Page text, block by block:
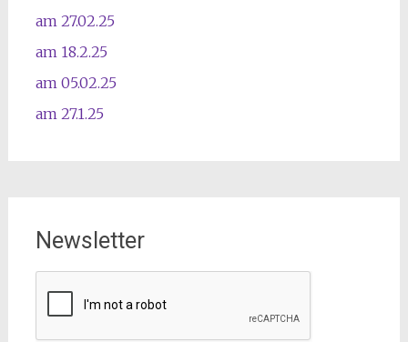
am 27.02.25
am 18.2.25
am 05.02.25
am 27.1.25
Newsletter